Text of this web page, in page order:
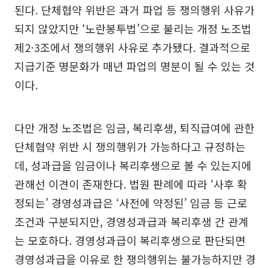
된다. 단체협약 위반은 과거 파업 등 쟁의행위 사유가
되지 않았지만 ‘노란봉투법’으로 불리는 개정 노조법
제2·3조에서 쟁의행위 사유로 추가됐다. 결과적으로
지급기준 명문화가 매년 파업의 명분이 될 수 있는 것
이다.
다만 개정 노조법은 임금, 복리후생, 퇴직급여에 관한
단체협약 위반 시 쟁의행위가 가능하다고 규정하는
데, 성과급을 임금이나 복리후생으로 볼 수 있는지에
관해선 이견이 존재한다. 법원 판례에 따라 ‘사후 확
정되는’ 경영성과급은 ‘사전에 약정된’ 임금 등 근로
조건과 구분되지만, 경영성과급과 복리후생 간 관계
는 모호하다. 경영성과급이 복리후생으로 판단되면
경영성과급을 이유로 한 쟁의행위는 불가능하지만 경